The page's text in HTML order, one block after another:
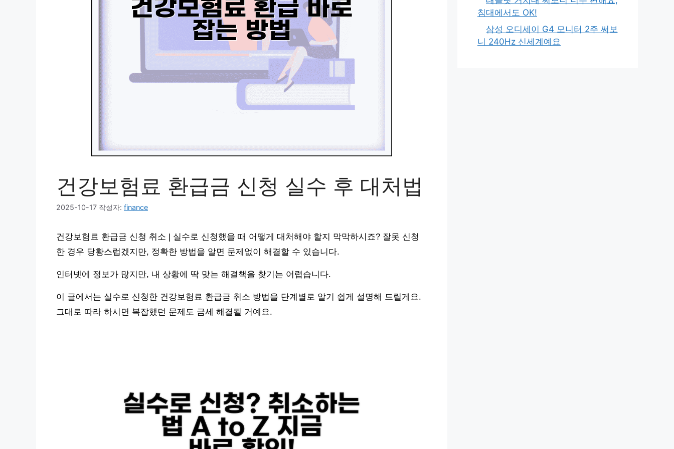
건강보험료 환급금 신청 실수 후 대처법
2025-10-17 작성자: finance
건강보험료 환급금 신청 취소 | 실수로 신청했을 때 어떻게 대처해야 할지 막막하시죠? 잘못 신청
한 경우 당황스럽겠지만, 정확한 방법을 알면 문제없이 해결할 수 있습니다.
인터넷에 정보가 많지만, 내 상황에 딱 맞는 해결책을 찾기는 어렵습니다.
이 글에서는 실수로 신청한 건강보험료 환급금 취소 방법을 단계별로 알기 쉽게 설명해 드릴게요.
그대로 따라 하시면 복잡했던 문제도 금세 해결될 거예요.
침대에서도 OK!
삼성 오디세이 G4 모니터 2주 써보
니 240Hz 신세계예요